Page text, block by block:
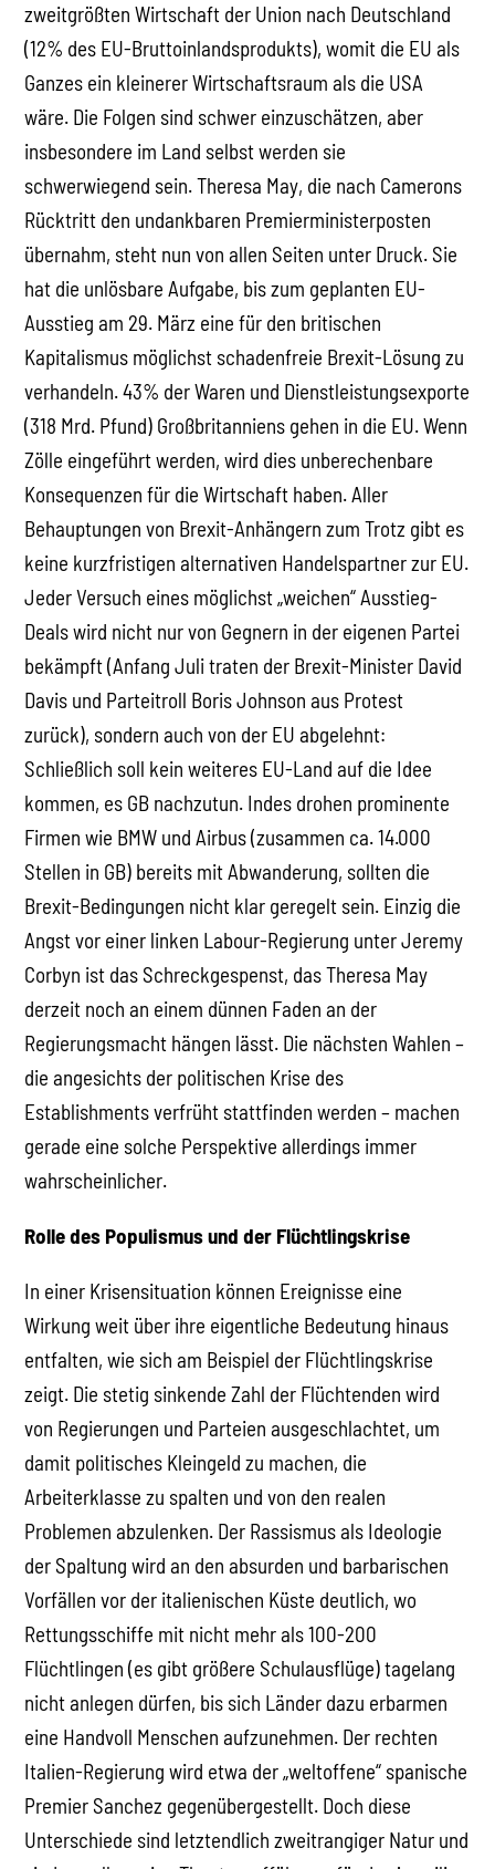
zweitgrößten Wirtschaft der Union nach Deutschland
(12% des EU-Bruttoinlandsprodukts), womit die EU als
Ganzes ein kleinerer Wirtschaftsraum als die USA
wäre. Die Folgen sind schwer einzuschätzen, aber
insbesondere im Land selbst werden sie
schwerwiegend sein. Theresa May, die nach Camerons
Rücktritt den undankbaren Premierministerposten
übernahm, steht nun von allen Seiten unter Druck. Sie
hat die unlösbare Aufgabe, bis zum geplanten EU-
Ausstieg am 29. März eine für den britischen
Kapitalismus möglichst schadenfreie Brexit-Lösung zu
verhandeln. 43% der Waren und Dienstleistungsexporte
(318 Mrd. Pfund) Großbritanniens gehen in die EU. Wenn
Zölle eingeführt werden, wird dies unberechenbare
Konsequenzen für die Wirtschaft haben. Aller
Behauptungen von Brexit-Anhängern zum Trotz gibt es
keine kurzfristigen alternativen Handelspartner zur EU.
Jeder Versuch eines möglichst „weichen“ Ausstieg-
Deals wird nicht nur von Gegnern in der eigenen Partei
bekämpft (Anfang Juli traten der Brexit-Minister David
Davis und Parteitroll Boris Johnson aus Protest
zurück), sondern auch von der EU abgelehnt:
Schließlich soll kein weiteres EU-Land auf die Idee
kommen, es GB nachzutun. Indes drohen prominente
Firmen wie BMW und Airbus (zusammen ca. 14.000
Stellen in GB) bereits mit Abwanderung, sollten die
Brexit-Bedingungen nicht klar geregelt sein. Einzig die
Angst vor einer linken Labour-Regierung unter Jeremy
Corbyn ist das Schreckgespenst, das Theresa May
derzeit noch an einem dünnen Faden an der
Regierungsmacht hängen lässt. Die nächsten Wahlen –
die angesichts der politischen Krise des
Establishments verfrüht stattfinden werden – machen
gerade eine solche Perspektive allerdings immer
wahrscheinlicher.
Rolle des Populismus und der Flüchtlingskrise
In einer Krisensituation können Ereignisse eine
Wirkung weit über ihre eigentliche Bedeutung hinaus
entfalten, wie sich am Beispiel der Flüchtlingskrise
zeigt. Die stetig sinkende Zahl der Flüchtenden wird
von Regierungen und Parteien ausgeschlachtet, um
damit politisches Kleingeld zu machen, die
Arbeiterklasse zu spalten und von den realen
Problemen abzulenken. Der Rassismus als Ideologie
der Spaltung wird an den absurden und barbarischen
Vorfällen vor der italienischen Küste deutlich, wo
Rettungsschiffe mit nicht mehr als 100-200
Flüchtlingen (es gibt größere Schulausflüge) tagelang
nicht anlegen dürfen, bis sich Länder dazu erbarmen
eine Handvoll Menschen aufzunehmen. Der rechten
Italien-Regierung wird etwa der „weltoffene“ spanische
Premier Sanchez gegenübergestellt. Doch diese
Unterschiede sind letztendlich zweitrangiger Natur und